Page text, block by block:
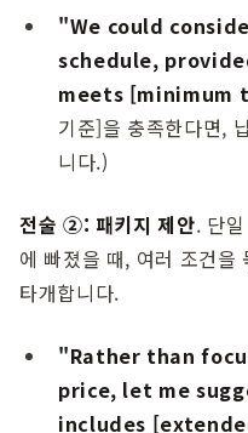
"We could
schedule,
meets [minimum
기준]을 충족한다면,
니다.)
전술 ②: 패키지 제안. 단
에 빠졌을 때, 여러 조건을
타개합니다.
"Rather than
price, let me
includes